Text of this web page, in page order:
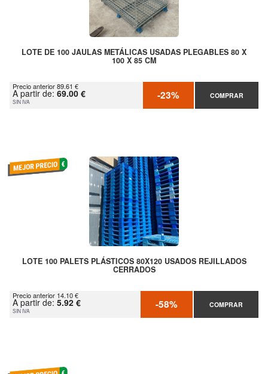
LOTE DE 100 JAULAS METÁLICAS USADAS PLEGABLES 80 X
100 X 85 CM
Precio anterior 89.61 €
A partir de: 69.00 €
SIN IVA -23% COMPRAR
LOTE 100 PALETS PLÁSTICOS 80X120 USADOS REJILLADOS
CERRADOS
Precio anterior 14.10 €
A partir de: 5.92 €
SIN IVA -58% COMPRAR